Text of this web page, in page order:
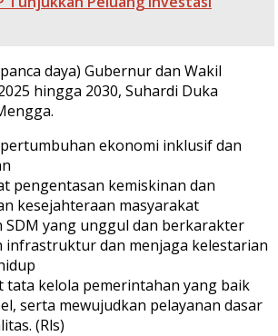
daya) Gubernur dan Wakil
hingga 2030, Suhardi Duka
ekonomi inklusif dan
pengentasan kemiskinan dan
kesejahteraan masyarakat
SDM yang unggul dan berkarakter
infrastruktur dan menjaga kelestarian
tata kelola pemerintahan yang baik
serta mewujudkan pelayanan dasar
(Rls)